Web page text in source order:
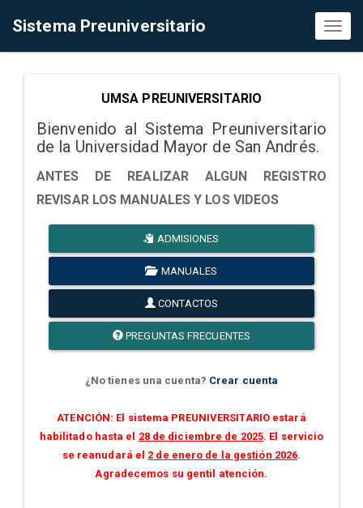
Sistema Preuniversitario
UMSA PREUNIVERSITARIO
Bienvenido al Sistema Preuniversitario
de la Universidad Mayor de San Andrés.
ANTES DE REALIZAR ALGUN REGISTRO
REVISAR LOS MANUALES Y LOS VIDEOS
ADMISIONES
MANUALES
CONTACTOS
PREGUNTAS FRECUENTES
¿No tienes una cuenta? Crear cuenta
ATENCIÓN: El sistema PREUNIVERSITARIO estará
habilitado hasta el 28 de diciembre de 2025. El servicio
se reanudará el 2 de enero de la gestión 2026.
Agradecemos su gentil atención.